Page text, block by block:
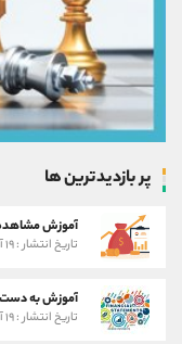
پر بازدیدترین ها
آموزش
تاریخ انتشار : ۱۹ آذر ۱۳۹۹
آموزش به دست
تاریخ انتشار : ۱۹ آذر ۱۳۹۹